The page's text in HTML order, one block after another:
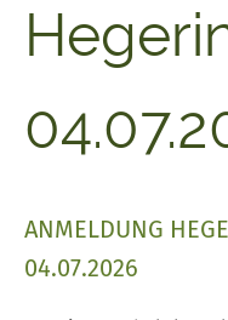
ANMELDUNG
4.07.2026